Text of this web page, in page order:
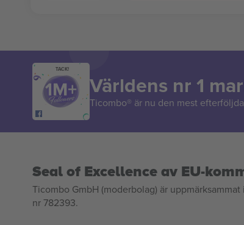
TACK!
Världens nr 1
Ticombo® är nu den mest
Seal of Excellence av EU-
Ticombo GmbH (moderbolag) är
nr 782393.